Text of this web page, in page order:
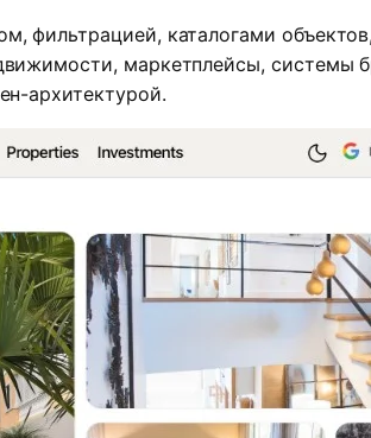
каталогами
маркетплейсы, системы
архитектурой.